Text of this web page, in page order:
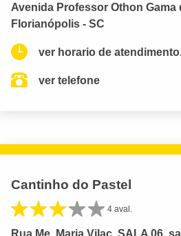
Avenida Professor Othon Gama
Florianópolis - SC
ver horario de
ver telefone
Cantinho do Pastel
4 aval.
Rua Me. Maria Vilac, SALA 06,